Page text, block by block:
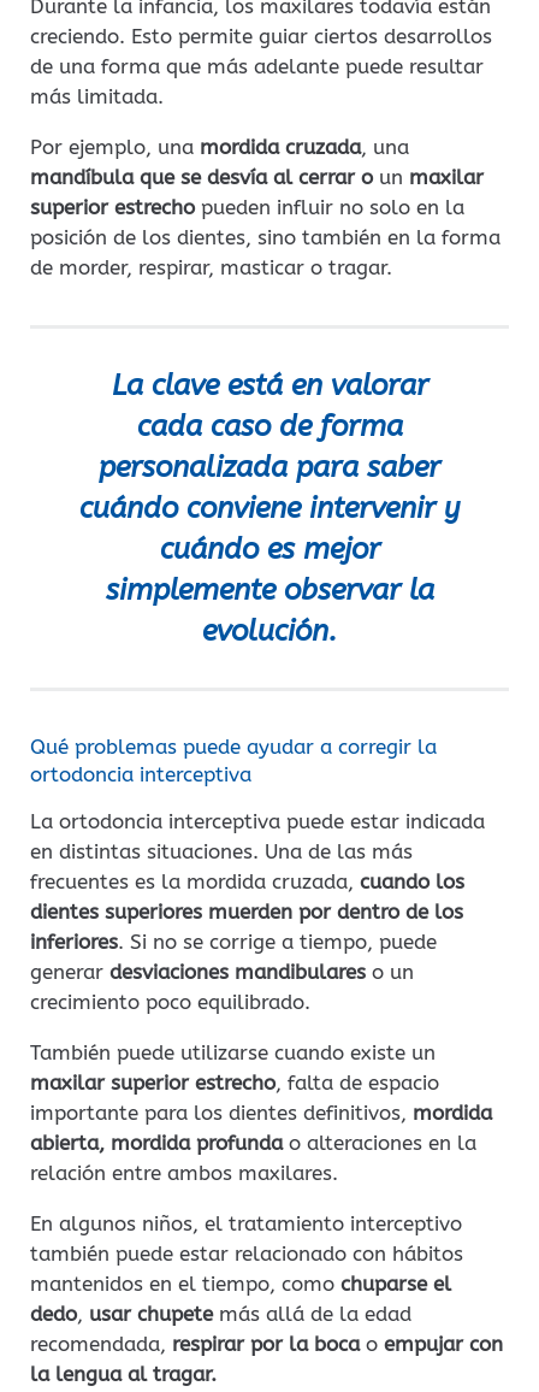
Durante la infancia, los maxilares todavía están
creciendo. Esto permite guiar ciertos desarrollos
de una forma que más adelante puede resultar
más limitada.
Por ejemplo, una mordida cruzada, una
mandíbula que se desvía al cerrar oun maxilar
superior estrechopueden influir no solo en la
posición de los dientes, sino también en la forma
de morder, respirar, masticar o tragar.
La clave está en valorar
cada caso de forma
personalizada para saber
cuándo conviene intervenir y
cuándo es mejor
simplemente observar la
evolución.
Qué problemas puede ayudar a corregir la
ortodoncia interceptiva
La ortodoncia interceptiva puede estar indicada
en distintas situaciones. Una de las más
frecuentes es la mordida cruzada, cuando los
dientes superiores muerden por dentro de los
inferiores. Si no se corrige a tiempo, puede
generar desviaciones mandibulares o un
crecimiento poco equilibrado.
También puede utilizarse cuando existe un
maxilar superior estrecho, falta de espacio
importante para los dientes definitivos, mordida
abierta, mordida profundao alteraciones en la
relación entre ambos maxilares.
En algunos niños, el tratamiento interceptivo
también puede estar relacionado con hábitos
mantenidos en el tiempo, como chuparse el
dedo, usar chupetemás allá de la edad
recomendada, respirar por la bocao empujar con
la lengua al tragar.